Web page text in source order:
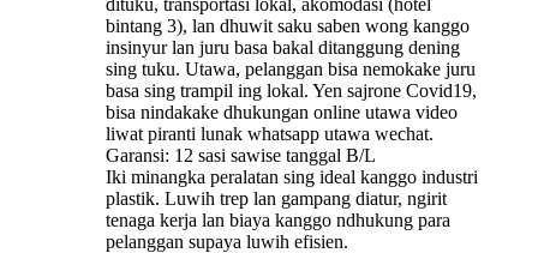
bintang 3), lan dhuwit saku saben wong kanggo
insinyur lan juru basa bakal ditanggung dening
sing tuku. Utawa, pelanggan bisa nemokake juru
basa sing trampil ing lokal. Yen sajrone Covid19,
bisa nindakake dhukungan online utawa video
liwat piranti lunak whatsapp utawa wechat.
Garansi: 12 sasi sawise tanggal B/L
Iki minangka peralatan sing ideal kanggo industri
plastik. Luwih trep lan gampang diatur, ngirit
tenaga kerja lan biaya kanggo ndhukung para
pelanggan supaya luwih efisien.